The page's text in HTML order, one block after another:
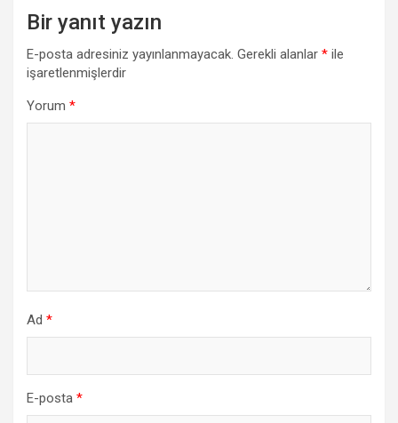
Bir yanıt yazın
E-posta adresiniz yayınlanmayacak. Gerekli alanlar * ile
işaretlenmişlerdir
Yorum *
Ad *
E-posta *